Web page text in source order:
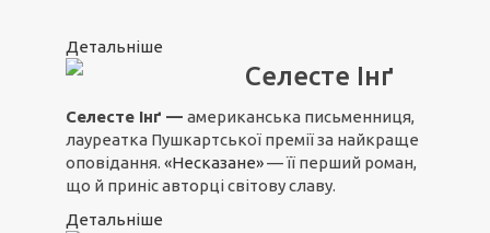
Детальніше
Селесте Інґ
Селесте Інґ — американська письменниця,
лауреатка Пушкартської премії за найкраще
оповідання. «Несказане»— її перший роман,
що й приніс авторці світову славу.
Детальніше